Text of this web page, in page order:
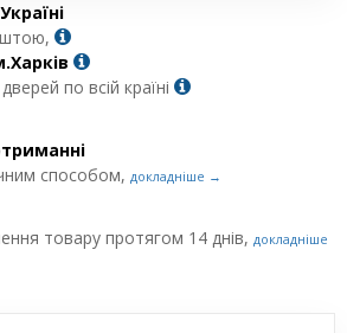
по всій країні
способом, докладніше →
товару протягом 14 днів, докладніше